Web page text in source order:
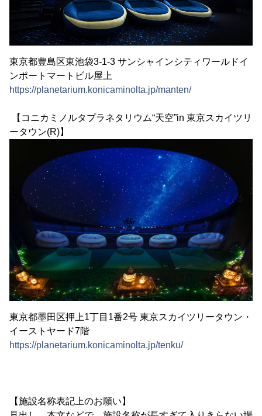
東京都豊島区東池袋3-1-3 サンシャインシティワールドイ
ンポートマートビル屋上
https://planetarium.konicaminolta.jp/manten/
【コニカミノルタプラネタリウム“天空”in 東京スカイツリ
ータウン(R)】
東京都墨田区押上1丁目1番2号 東京スカイツリータウン・
イーストヤード7階
https://planetarium.konicaminolta.jp/tenku/
【施設名称表記上のお願い】